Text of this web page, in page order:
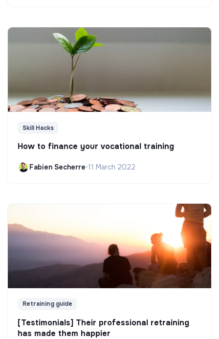
Skill Hacks
How to finance your vocational training
Fabien Secherre•11 March 2022
Retraining guide
[Testimonials] Their professional retraining
has made them happier